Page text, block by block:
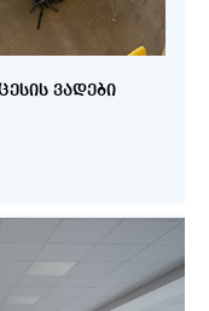
ᲕᲐᲓᲔᲑᲘ